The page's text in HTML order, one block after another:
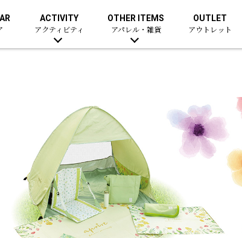
ACTIVITY
アクティビティ
OTHER ITEMS
アパレル・雑貨
OUTLET
アウトレット